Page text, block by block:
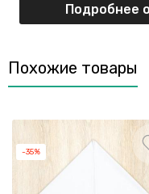
Подробнее
Похожие товары
-35%